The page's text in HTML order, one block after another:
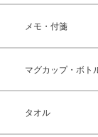
メモ・付箋
マグカップ・ボト
タオル